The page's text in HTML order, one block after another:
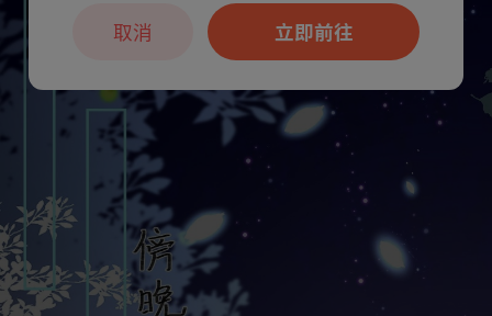
立即前往
取消